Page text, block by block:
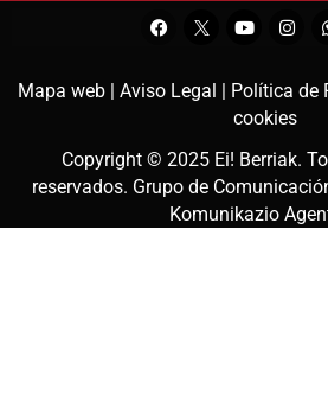
Mapa web | Aviso Legal | Política de
cookies
Copyright © 2025 Ei! Berriak.
reservados. Grupo de
Komunikazio